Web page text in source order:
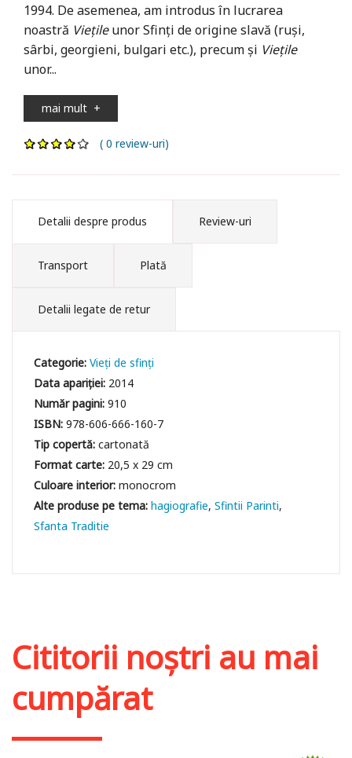
1994. De asemenea, am introdus în lucrarea
noastră Vieţileunor Sfinţi de origine slavă (ruşi,
sârbi, georgieni, bulgari etc.), precum şi Vieţile
unor...
mai mult +
( 0 review-uri)
Detalii despre produs Review-uri
Transport Plată
Detalii legate de retur
Categorie:Vieți de sfinți
Data apariției: 2014
Număr pagini:910
ISBN:978-606-666-160-7
Tip copertă:cartonată
Format carte: 20,5 x 29 cm
Culoare interior:monocrom
hagiografie Sfintii Parinti
Sfanta Traditie
Cititorii noștri au mai
cumpărat